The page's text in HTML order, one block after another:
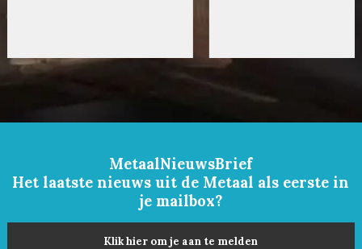
MetaalNieuwsBrief
Het laatste nieuws uit de Metaal als eerste in
je mailbox?
Klik hier om je aan te melden